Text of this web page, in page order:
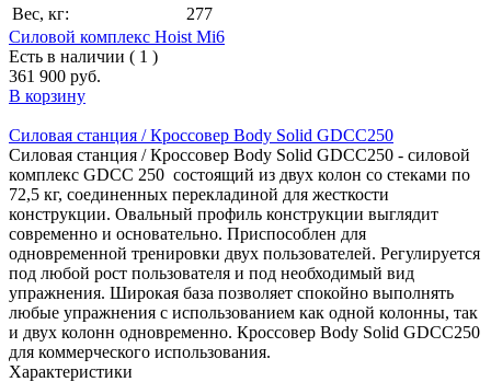
Вес, кг:
277
Силовой комплекс Hoist Mi6
Есть в наличии ( 1 )
361 900 руб.
В корзину
Силовая станция / Кроссовер Body Solid GDCC250
Силовая станция / Кроссовер Body Solid GDCC250 - силовой
комплекс GDCC 250 состоящий из двух колон со стеками по
72,5 кг, соединенных перекладиной для жесткости
конструкции. Овальный профиль конструкции выглядит
современно и основательно. Приспособлен для
одновременной тренировки двух пользователей. Регулируется
под любой рост пользователя и под необходимый вид
упражнения. Широкая база позволяет спокойно выполнять
любые упражнения с использованием как одной колонны, так
и двух колонн одновременно. Кроссовер Body Solid GDCC250
для коммерческого использования.
Характеристики